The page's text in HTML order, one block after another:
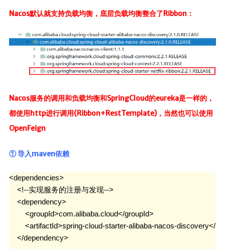
Nacos默认就支持负载均衡，底层负载均衡整合了Ribbon：
Nacos服务的调用和负载均衡和SpringCloud的eureka是一样的，
都使用http进行调用(Ribbon+RestTemplate)，当然也可以使用
OpenFeign
① 导入maven依赖
<dependencies>
    <!--实现服务的注册与发现-->
    <dependency>
        <groupId>com.alibaba.cloud</groupId>
<artifactId>spring-cloud-starter-alibaba-nacos-discovery</
    </dependency>